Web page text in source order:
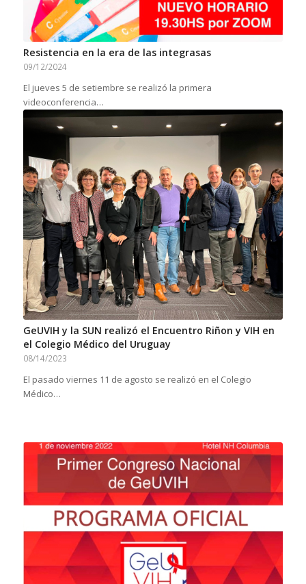
Resistencia en la era de las integrasas
09/12/2024
El jueves 5 de setiembre se realizó la primera
videoconferencia…
GeUVIH y la SUN realizó el Encuentro Riñon y VIH en
el Colegio Médico del Uruguay
08/14/2023
El pasado viernes 11 de agosto se realizó en el Colegio
Médico…